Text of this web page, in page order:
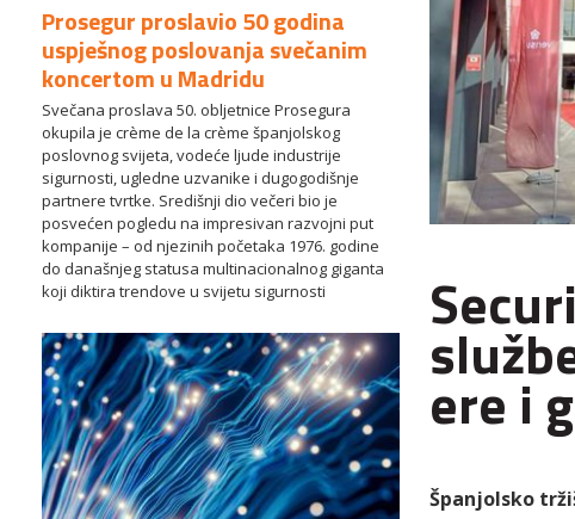
Prosegur proslavio 50 godina
uspješnog poslovanja svečanim
koncertom u Madridu
Svečana proslava 50. obljetnice Prosegura
okupila je crème de la crème španjolskog
poslovnog svijeta, vodeće ljude industrije
sigurnosti, ugledne uzvanike i dugogodišnje
partnere tvrtke. Središnji dio večeri bio je
posvećen pogledu na impresivan razvojni put
kompanije – od njezinih početaka 1976. godine
do današnjeg statusa multinacionalnog giganta
koji diktira trendove u svijetu sigurnosti
ere i
Španjolsko